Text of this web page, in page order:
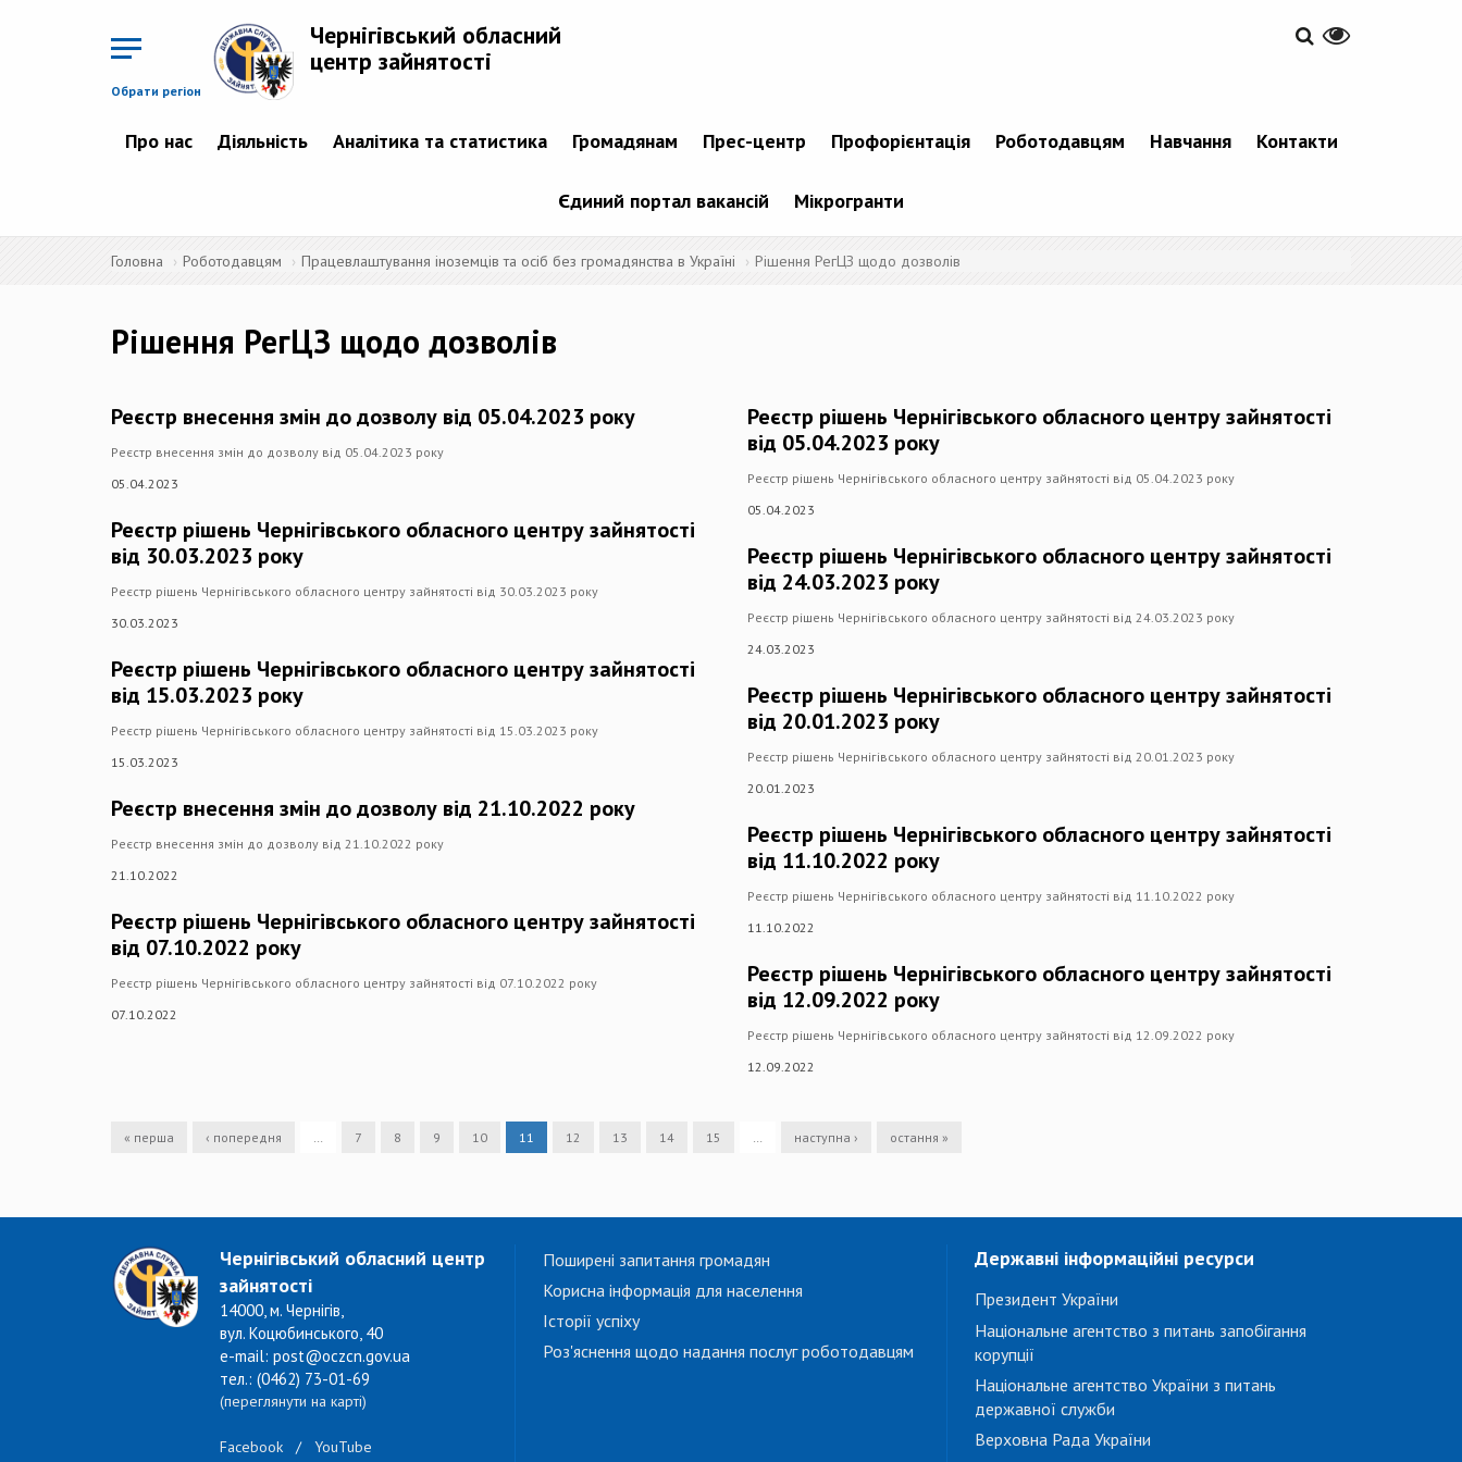
Обрати регіон
Чернігівський обласний
центр зайнятості
Про нас Діяльність Аналітика та статистика Громадянам Прес-центр Профорієнтація Роботодавцям Навчання Контакти
Єдиний портал вакансій Мікрогранти
Головна Роботодавцям Працевлаштування іноземців та осіб без громадянства в Україні Рішення РегЦЗ щодо дозволів
Рішення РегЦЗ щодо дозволів
Реєстр внесення змін до дозволу від 05.04.2023 року
Реєстр внесення змін до дозволу від 05.04.2023 року
05.04.2023
Реєстр рішень Чернігівського обласного центру зайнятості
від 30.03.2023 року
Реєстр рішень Чернігівського обласного центру зайнятості від 30.03.2023 року
30.03.2023
Реєстр рішень Чернігівського обласного центру зайнятості
від 15.03.2023 року
Реєстр рішень Чернігівського обласного центру зайнятості від 15.03.2023 року
15.03.2023
Реєстр внесення змін до дозволу від 21.10.2022 року
Реєстр внесення змін до дозволу від 21.10.2022 року
21.10.2022
Реєстр рішень Чернігівського обласного центру зайнятості
від 07.10.2022 року
Реєстр рішень Чернігівського обласного центру зайнятості від 07.10.2022 року
07.10.2022
Реєстр рішень Чернігівського обласного центру зайнятості
від 05.04.2023 року
Реєстр рішень Чернігівського обласного центру зайнятості від 05.04.2023 року
05.04.2023
Реєстр рішень Чернігівського обласного центру зайнятості
від 24.03.2023 року
Реєстр рішень Чернігівського обласного центру зайнятості від 24.03.2023 року
24.03.2023
Реєстр рішень Чернігівського обласного центру зайнятості
від 20.01.2023 року
Реєстр рішень Чернігівського обласного центру зайнятості від 20.01.2023 року
20.01.2023
Реєстр рішень Чернігівського обласного центру зайнятості
від 11.10.2022 року
Реєстр рішень Чернігівського обласного центру зайнятості від 11.10.2022 року
11.10.2022
Реєстр рішень Чернігівського обласного центру зайнятості
від 12.09.2022 року
Реєстр рішень Чернігівського обласного центру зайнятості від 12.09.2022 року
12.09.2022
« перша ‹ попередня 7 8 9 10 11 12 13 14 15 наступна › остання »
Чернігівський обласний центр
зайнятості
14000, м. Чернігів,
вул. Коцюбинського, 40
e-mail: post@oczcn.gov.ua
тел.: (0462) 73-01-69
(переглянути на карті)
Facebook / YouTube
Поширені запитання громадян
Корисна інформація для населення
Історії успіху
Роз'яснення щодо надання послуг роботодавцям
Державні інформаційні ресурси
Президент України
Національне агентство з питань запобігання
корупції
Національне агентство України з питань
державної служби
Верховна Рада України